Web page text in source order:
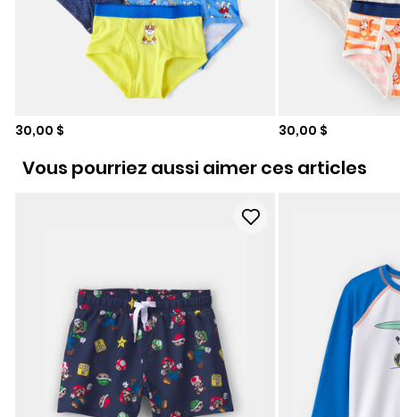
Prix de solde
30,00 $ Prix de solde
30,00 $
Vous pourriez aussi aimer ces articles